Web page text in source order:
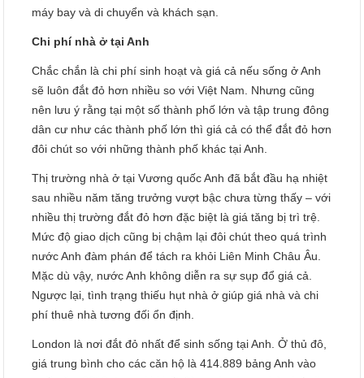
máy bay và di chuyển và khách sạn.
Chi phí nhà ở tại Anh
Chắc chắn là chi phí sinh hoạt và giá cả nếu sống ở Anh
sẽ luôn đắt đỏ hơn nhiều so với Việt Nam. Nhưng cũng
nên lưu ý rằng tại một số thành phố lớn và tập trung đông
dân cư như các thành phố lớn thì giá cả có thể đắt đỏ hơn
đôi chút so với những thành phố khác tại Anh.
Thị trường nhà ở tại Vương quốc Anh đã bắt đầu hạ nhiệt
sau nhiều năm tăng trưởng vượt bậc chưa từng thấy – với
nhiều thị trường đắt đỏ hơn đặc biệt là giá tăng bị trì trệ.
Mức độ giao dịch cũng bị chậm lại đôi chút theo quá trình
nước Anh đàm phán để tách ra khỏi Liên Minh Châu Âu.
Mặc dù vậy, nước Anh không diễn ra sự sụp đổ giá cả.
Ngược lại, tình trạng thiếu hụt nhà ở giúp giá nhà và chi
phí thuê nhà tương đối ổn định.
London là nơi đắt đỏ nhất để sinh sống tại Anh. Ở thủ đô,
giá trung bình cho các căn hộ là 414.889 bảng Anh vào